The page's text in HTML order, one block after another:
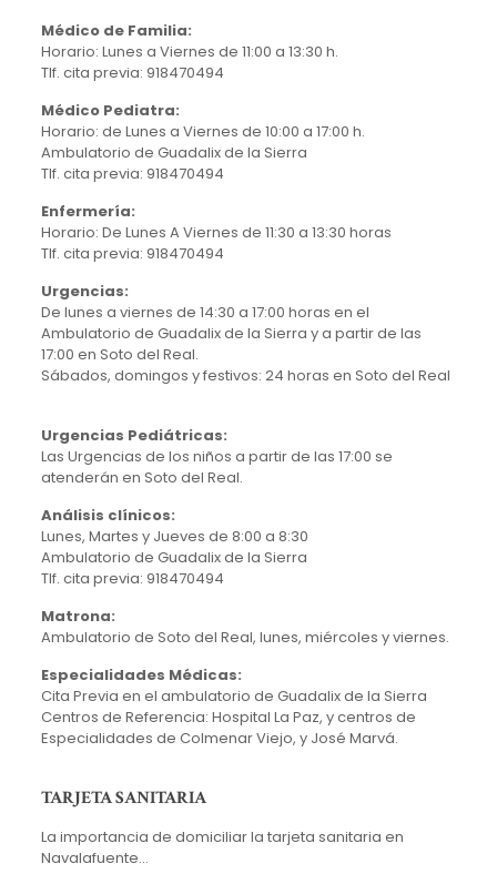
Médico de Familia:
Horario: Lunes a Viernes de 11:00 a 13:30 h.
Tlf. cita previa: 918470494
Médico Pediatra:
Horario: de Lunes a Viernes de 10:00 a 17:00 h.
Ambulatorio de Guadalix de la Sierra
Tlf. cita previa: 918470494
Enfermería:
Horario: De Lunes A Viernes de 11:30 a 13:30 horas
Tlf. cita previa: 918470494
Urgencias:
De lunes a viernes de 14:30 a 17:00 horas en el
Ambulatorio de Guadalix de la Sierra y a partir de las
17:00 en Soto del Real.
Sábados, domingos y festivos: 24 horas en Soto del Real
Urgencias Pediátricas:
Las Urgencias de los niños a partir de las 17:00 se
atenderán en Soto del Real.
Análisis clínicos:
Lunes, Martes y Jueves de 8:00 a 8:30
Ambulatorio de Guadalix de la Sierra
Tlf. cita previa: 918470494
Matrona:
Ambulatorio de Soto del Real, lunes, miércoles y viernes.
Especialidades Médicas:
Cita Previa en el ambulatorio de Guadalix de la Sierra
Centros de Referencia: Hospital La Paz, y centros de
Especialidades de Colmenar Viejo, y José Marvá.
TARJETA SANITARIA
La importancia de domiciliar la tarjeta sanitaria en
Navalafuente…